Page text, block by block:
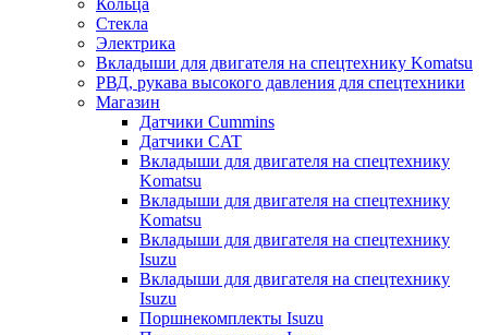
Кольца
Стекла
Электрика
Вкладыши для двигателя на спецтехнику Komatsu
РВД, рукава высокого давления для спецтехники
Магазин
Датчики Cummins
Датчики CAT
Вкладыши для двигателя на спецтехнику
Komatsu
Вкладыши для двигателя на спецтехнику
Komatsu
Вкладыши для двигателя на спецтехнику
Isuzu
Вкладыши для двигателя на спецтехнику
Isuzu
Поршнекомплекты Isuzu